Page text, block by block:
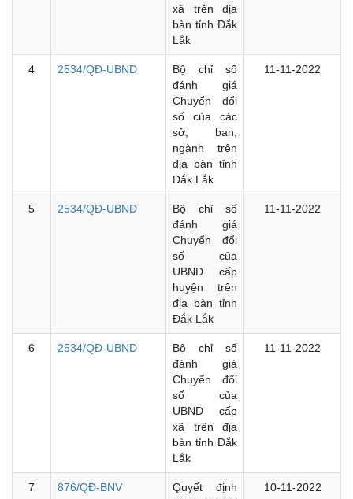
xã trên địa
bàn tỉnh Đắk
Lắk
4 2534/QĐ-UBND
Bộ chỉ số
đánh giá
Chuyển đổi
số của các
sở, ban,
ngành trên
địa bàn tỉnh
Đắk Lắk
11-11-2022
5 2534/QĐ-UBND
Bộ chỉ số
đánh giá
Chuyển đổi
số của
UBND cấp
huyện trên
địa bàn tỉnh
Đắk Lắk
11-11-2022
6 2534/QĐ-UBND
Bộ chỉ số
đánh giá
Chuyển đổi
số của
UBND cấp
xã trên địa
bàn tỉnh Đắk
Lắk
11-11-2022
7 876/QĐ-BNV
Quyết định
10-11-2022